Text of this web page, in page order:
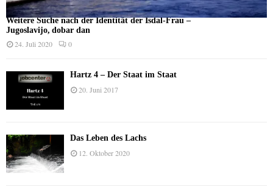
Weitere Suche nach der Identität der Isdal-Frau –
Jugoslavijo, dobar dan
24. Juli 2020 0
Hartz 4 – Der Staat im Staat
20. Juni 2017
Das Leben des Lachs
12. Oktober 2020